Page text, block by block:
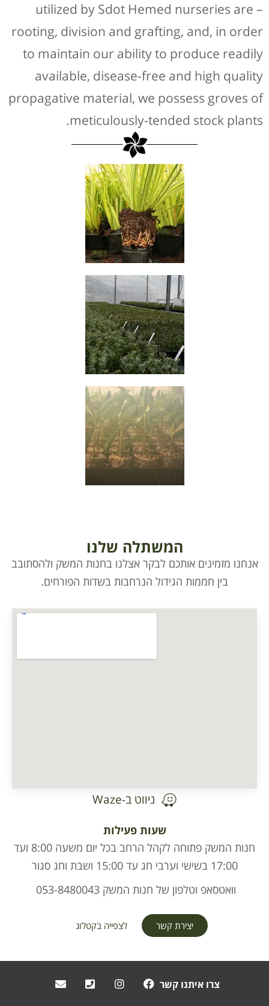
utilized by Sdot Hemed nurseries are –
rooting, division and grafting, and, in order
to maintain our ability to produce readily
available, disease-free and high quality
propagative material, we possess groves of
meticulously-tended stock plants.
המשתלה שלנו
אנחנו מזמינים אותכם לבקר אצלנו בחנות המשק ולהסתובב
בין חממות הגידול הנרחבות בשדות הפורחים.
ניווט ב-Waze
שעות פעילות
חנות המשק פתוחה לקהל הרחב בכל יום משעה 8:00 ועד
17:00 בשישי וערבי חג עד 15:00 ושבת וחג סגור
וואטסאפ וטלפון של חנות המשק 053-8480043
יצירת קשר לצפייה בקטלוג
צרו איתנו קשר